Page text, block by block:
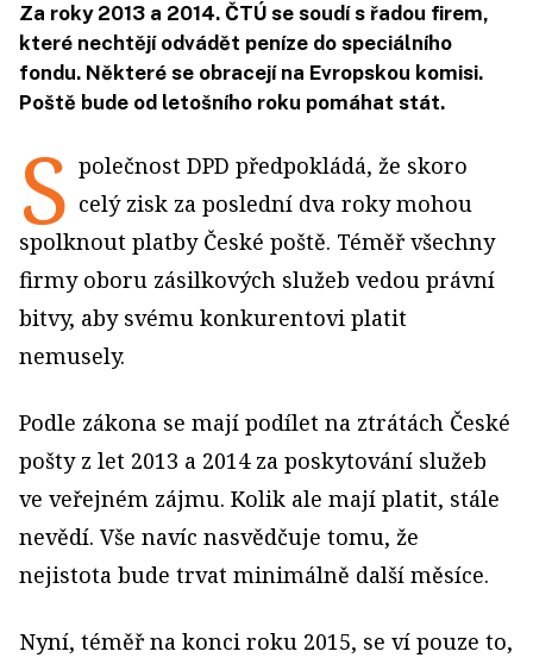
Za roky 2013 a 2014. ČTÚ se soudí s řadou firem,
které nechtějí odvádět peníze do speciálního
fondu. Některé se obracejí na Evropskou komisi.
Poště bude od letošního roku pomáhat stát.
S polečnost DPD předpokládá, že skoro
celý zisk za poslední dva roky mohou
spolknout platby České poště. Téměř všechny
firmy oboru zásilkových služeb vedou právní
bitvy, aby svému konkurentovi platit
nemusely.
Podle zákona se mají podílet na ztrátách České
pošty z let 2013 a 2014 za poskytování služeb
ve veřejném zájmu. Kolik ale mají platit, stále
nevědí. Vše navíc nasvědčuje tomu, že
nejistota bude trvat minimálně další měsíce.
Nyní, téměř na konci roku 2015, se ví pouze to,